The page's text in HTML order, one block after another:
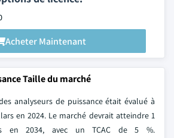
Acheter Maintenant
Taille du marché
analyseurs de puissance était évalué à
en 2024. Le marché devrait atteindre 1
en 2034, avec un TCAC de 5 %.